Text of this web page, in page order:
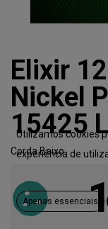
Elixir
Nickel
15425
Corda Baixo.
Utilizamos cookies
experiência de
Apenas essenciais